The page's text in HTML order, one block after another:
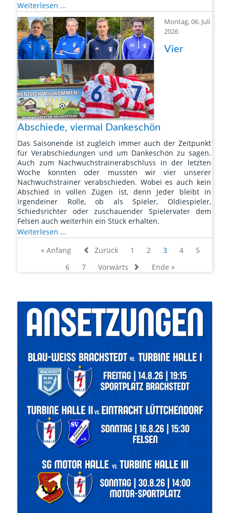
Weiterlesen …
für
1.
und
2.Mannschaft
steht
Montag, 06. Juli
2026
Vier
Abschiede, viermal Dankeschön
Das Saisonende ist zugleich immer auch der Zeitpunkt
für Verabschiedungen und um Dankeschön zu sagen.
Auch zum Nachwuchstrainerabschluss in der letzten
Woche konnten oder mussten wir vier unserer
Nachwuchstrainer verabschieden. Wobei es auch kein
Abschied in vollen Zügen ist, denn Jeder bleibt in
irgendeiner Rolle, ob als Spieler, Oldiespieler,
Schiedsrichter oder zuschauender Spielervater dem
Felsen auch weiterhin ein Stück erhalten.
Weiterlesen …
Abschiede,
viermal
« Anfang Zurück 1 2 3 4
5
6
7 Vorwärts Ende »